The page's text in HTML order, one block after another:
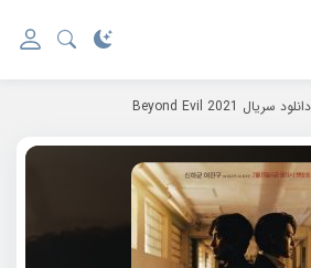
دانلود سریال 2021 Beyond Evil